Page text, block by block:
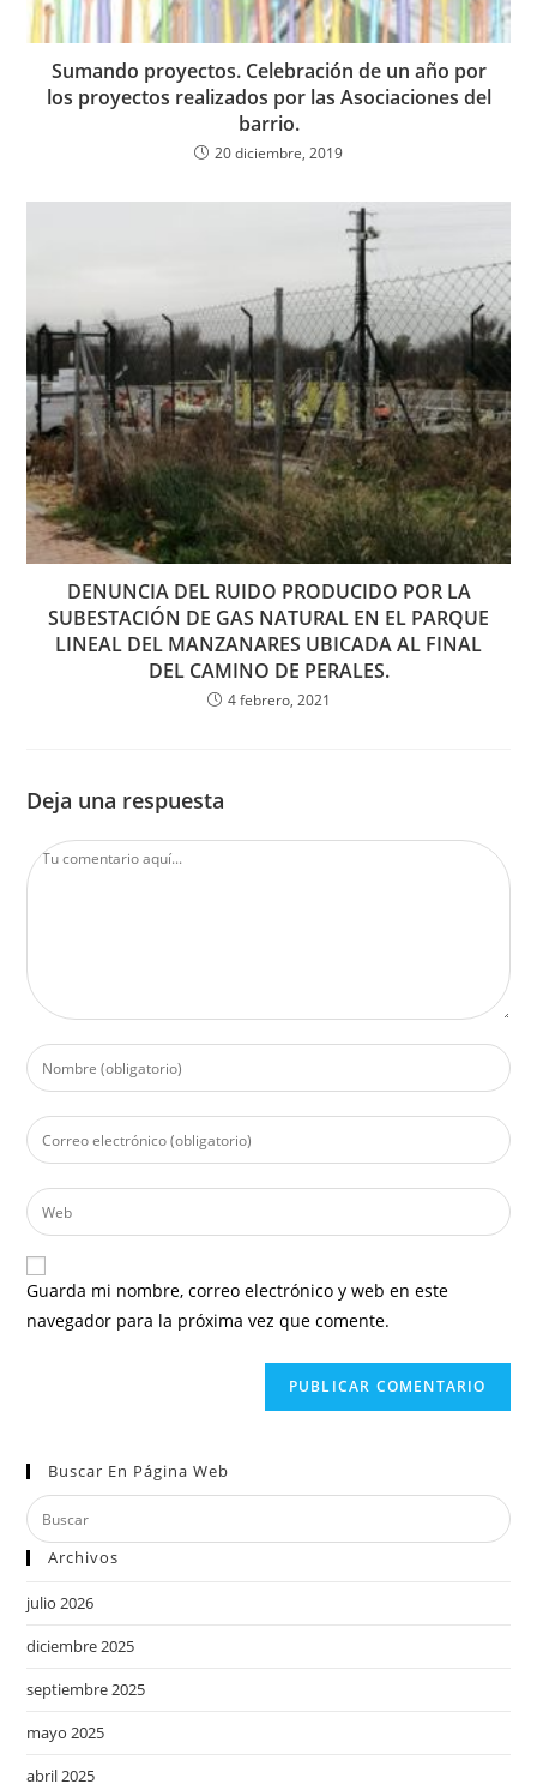
Sumando proyectos. Celebración de un año por
los proyectos realizados por las Asociaciones del
barrio.
20 diciembre, 2019
DENUNCIA DEL RUIDO PRODUCIDO POR LA
SUBESTACIÓN DE GAS NATURAL EN EL PARQUE
LINEAL DEL MANZANARES UBICADA AL FINAL
DEL CAMINO DE PERALES.
4 febrero, 2021
Deja una respuesta
Guarda mi nombre, correo electrónico y web en este
navegador para la próxima vez que comente.
Buscar En Página Web
Archivos
julio 2026
diciembre 2025
septiembre 2025
mayo 2025
abril 2025